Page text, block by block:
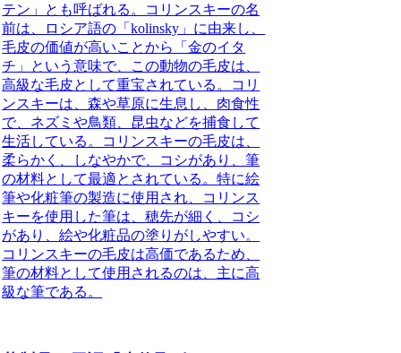
テン」とも呼ばれる。コリンスキーの名
前は、ロシア語の「kolinsky」に由来し、
毛皮の価値が高いことから「金のイタ
チ」という意味で、この動物の毛皮は、
高級な毛皮として重宝されている。コリ
ンスキーは、森や草原に生息し、肉食性
で、ネズミや鳥類、昆虫などを捕食して
生活している。コリンスキーの毛皮は、
柔らかく、しなやかで、コシがあり、筆
の材料として最適とされている。特に絵
筆や化粧筆の製造に使用され、コリンス
キーを使用した筆は、穂先が細く、コシ
があり、絵や化粧品の塗りがしやすい。
コリンスキーの毛皮は高価であるため、
筆の材料として使用されるのは、主に高
級な筆である。